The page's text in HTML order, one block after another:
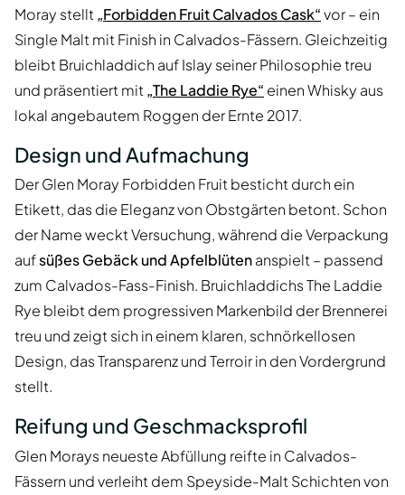
Moray stellt „Forbidden Fruit Calvados Cask“vor – ein
Single Malt mit Finish in Calvados-Fässern. Gleichzeitig
bleibt Bruichladdich auf Islay seiner Philosophie treu
und präsentiert mit „The Laddie Rye“ einen Whisky aus
lokal angebautem Roggen der Ernte 2017.
Design und Aufmachung
Der Glen Moray Forbidden Fruit besticht durch ein
Etikett, das die Eleganz von Obstgärten betont. Schon
der Name weckt Versuchung, während die Verpackung
aufsüßes Gebäck und Apfelblütenanspielt – passend
zum Calvados-Fass-Finish. Bruichladdichs The Laddie
Rye bleibt dem progressiven Markenbild der Brennerei
treu und zeigt sich in einem klaren, schnörkellosen
Design, das Transparenz und Terroir in den Vordergrund
stellt.
Reifung und Geschmacksprofil
Glen Morays neueste Abfüllung reifte in Calvados-
Fässern und verleiht dem Speyside-Malt Schichten von